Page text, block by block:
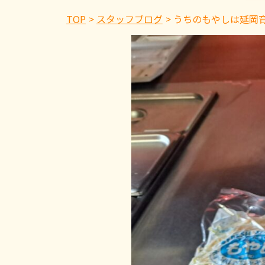
TOP スタッフブログ うちのもやしは延岡